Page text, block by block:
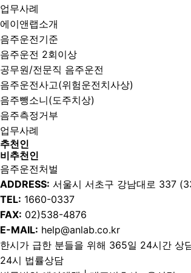
업무사례
에이앤랩소개
음주운전기준
음주운전 2회이상
공무원/전문직 음주운전
음주운전사고(위험운전치사상)
음주뺑소니(도주치상)
음주측정거부
업무사례
추천인
비추천인
음주운전처벌
ADDRESS: 서울시 서초구 강남대로 337
TEL: 1660-0337
FAX: 02)538-4876
E-MAIL: help@anlab.co.kr
한시가 급한 분들을 위해 365일 24시간 상
24시 법률상담